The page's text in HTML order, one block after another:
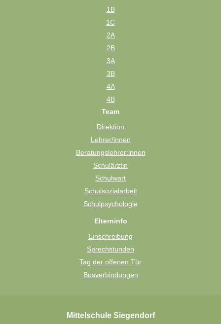
1B
1C
2A
2B
3A
3B
4A
4B
Team
Direktion
Lehrer/innen
Beratungslehrer:innen
Schulärztin
Schulwart
Schulsozialarbeit
Schulpsychologie
Elterninfo
Einschreibung
Sprechstunden
Tag der offenen Tür
Busverbindungen
Mittelschule Siegendorf